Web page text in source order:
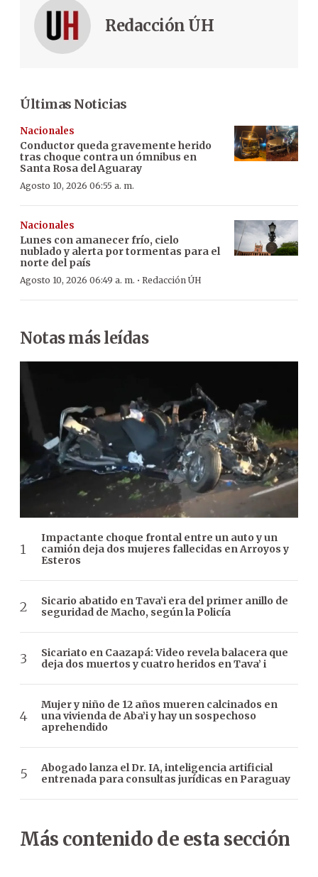
Redacción ÚH
Últimas Noticias
Nacionales
Conductor queda gravemente herido
tras choque contra un ómnibus en
Santa Rosa del Aguaray
Agosto 10, 2026 06:55 a. m.
Nacionales
Lunes con amanecer frío, cielo
nublado y alerta por tormentas para el
norte del país
Agosto 10, 2026 06:49 a. m. · Redacción ÚH
Notas más leídas
Impactante choque frontal entre un auto y un
camión deja dos mujeres fallecidas en Arroyos y
Esteros
Sicario abatido en Tava’i era del primer anillo de
seguridad de Macho, según la Policía
Sicariato en Caazapá: Video revela balacera que
deja dos muertos y cuatro heridos en Tava’ i
Mujer y niño de 12 años mueren calcinados en
una vivienda de Aba’i y hay un sospechoso
aprehendido
Abogado lanza el Dr. IA, inteligencia artificial
entrenada para consultas jurídicas en Paraguay
Más contenido de esta sección